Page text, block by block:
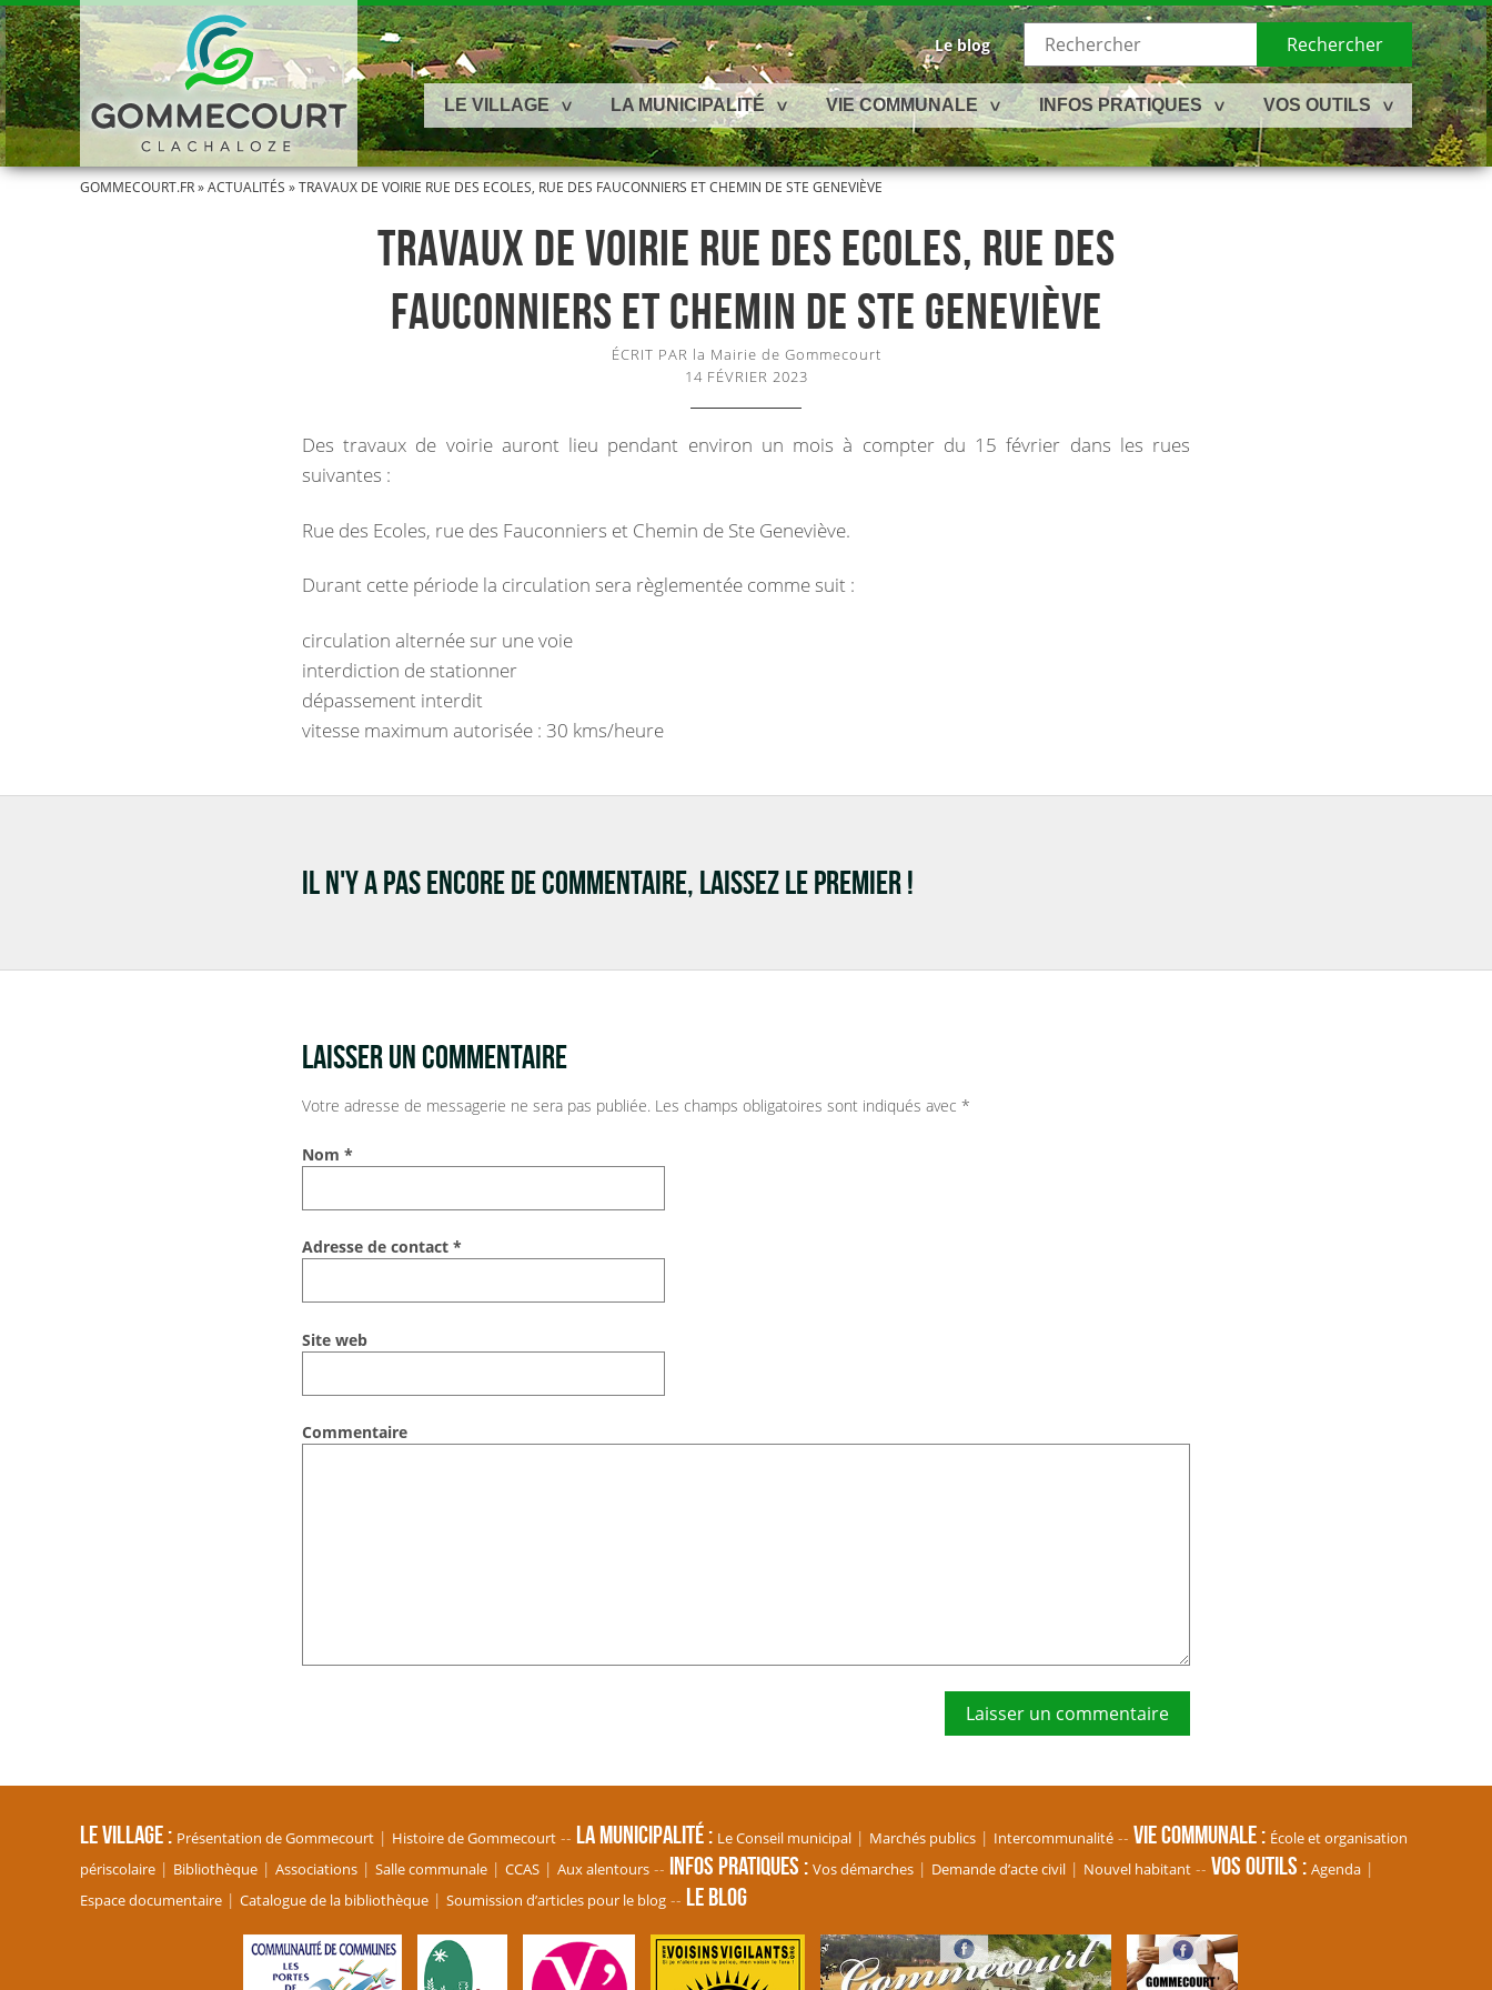
Rechercher
LE VILLAGE LA MUNICIPALITÉ VIE COMMUNALE INFOS PRATIQUES VOS OUTILS
Le blog
GOMMECOURT.FR»ACTUALITÉS »TRAVAUX DE VOIRIE RUE DES ECOLES, RUE DES FAUCONNIERS ET CHEMIN DE STE GENEVIÈVE
TRAVAUX DE VOIRIE RUE DES ECOLES, RUE DES
FAUCONNIERS ET CHEMIN DE STE GENEVIÈVE
ÉCRIT PAR la Mairie de Gommecourt
14 FÉVRIER 2023
Des travaux de voirie auront lieu pendant environ un mois à compter du 15 février dans les rues
suivantes :
Rue des Ecoles, rue des Fauconniers et Chemin de Ste Geneviève.
Durant cette période la circulation sera règlementée comme suit :
circulation alternée sur une voie
interdiction de stationner
dépassement interdit
vitesse maximum autorisée : 30 kms/heure
IL N'Y A PAS ENCORE DE COMMENTAIRE, LAISSEZ LE PREMIER !
LAISSER UN COMMENTAIRE
Votre adresse de messagerie ne sera pas publiée. Les champs obligatoires sont indiqués avec *
Nom *
Adresse de contact *
Site web
Commentaire
Le village Présentation de Gommecourt Histoire de Gommecourt La Municipalité Le Conseil municipal Marchés publics Intercommunalité Vie communale
École et organisation
périscolaire
Bibliothèque Associations Salle communale CCAS Aux alentours Infos pratiques Vos démarches Demande d’acte civil Nouvel habitant Vos Outils
Agenda
Espace documentaire
Catalogue de la bibliothèque Soumission d’articles pour le blog Le blog